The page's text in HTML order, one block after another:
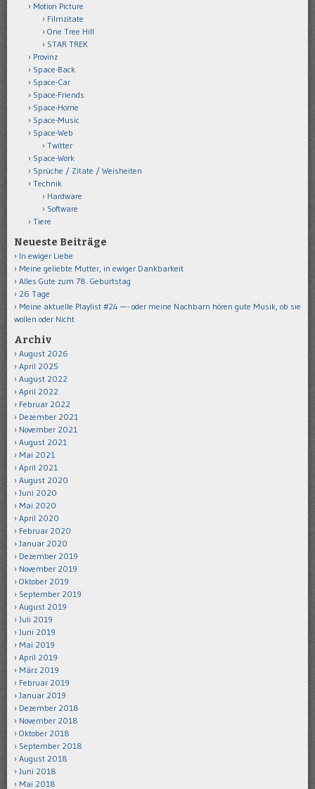
Motion Picture
Filmzitate
One Tree Hill
STAR TREK
Provinz
Space-Back
Space-Car
Space-Friends
Space-Home
Space-Music
Space-Web
Twitter
Space-Work
Sprüche / Zitate / Weisheiten
Technik
Hardware
Software
Tiere
Neueste Beiträge
In ewiger Liebe
Meine geliebte Mutter, in ewiger Dankbarkeit
Alles Gute zum 78. Geburtstag
26 Tage
Meine aktuelle Playlist #24 —- oder meine Nachbarn hören gute Musik, ob sie
wollen oder Nicht
Archiv
August 2026
April 2025
August 2022
April 2022
Februar 2022
Dezember 2021
November 2021
August 2021
Mai 2021
April 2021
August 2020
Juni 2020
Mai 2020
April 2020
Februar 2020
Januar 2020
Dezember 2019
November 2019
Oktober 2019
September 2019
August 2019
Juli 2019
Juni 2019
Mai 2019
April 2019
März 2019
Februar 2019
Januar 2019
Dezember 2018
November 2018
Oktober 2018
September 2018
August 2018
Juni 2018
Mai 2018